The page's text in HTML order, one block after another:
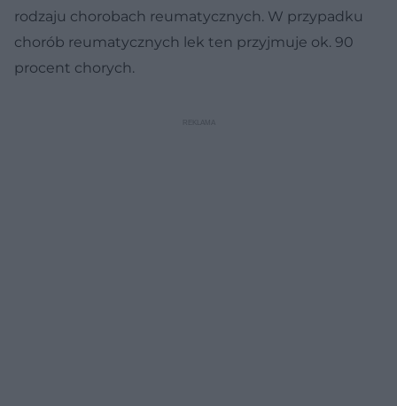
rodzaju chorobach reumatycznych. W przypadku
chorób reumatycznych lek ten przyjmuje ok. 90
procent chorych.